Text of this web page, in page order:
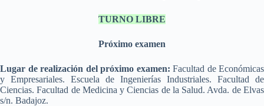
TURNO LIBRE
Próximo examen
Lugar de realización del próximo examen: Facultad de Económicas
y Empresariales. Escuela de Ingenierías Industriales. Facultad de
Ciencias. Facultad de Medicina y Ciencias de la Salud. Avda. de Elvas
s/n. Badajoz.